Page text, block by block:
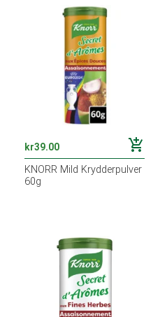
kr39.00 add_shopping_cart
KNORR Mild Krydderpulver
60g